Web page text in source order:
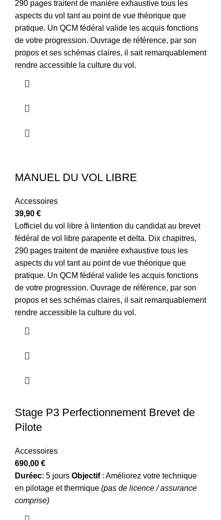
290 pages traitent de manière exhaustive tous les
aspects du vol tant au point de vue théorique que
pratique. Un QCM fédéral valide les acquis fonctions
de votre progression. Ouvrage de référence, par son
propos et ses schémas claires, il sait remarquablement
rendre accessible la culture du vol.
MANUEL DU VOL LIBRE
Accessoires
39,90 €
Lofficiel du vol libre à lintention du candidat au brevet
fédéral de vol libre parapente et delta. Dix chapitres,
290 pages traitent de manière exhaustive tous les
aspects du vol tant au point de vue théorique que
pratique. Un QCM fédéral valide les acquis fonctions
de votre progression. Ouvrage de référence, par son
propos et ses schémas claires, il sait remarquablement
rendre accessible la culture du vol.
Stage P3 Perfectionnement Brevet de
Pilote
Accessoires
690,00 €
Duréec: 5 jours Objectif : Améliorez votre technique
en pilotage et thermique (pas de licence / assurance
comprise)